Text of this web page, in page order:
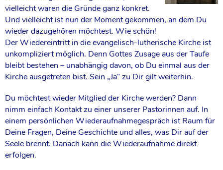
vielleicht waren die Gründe ganz konkret.
Und vielleicht ist nun der Moment gekommen, an dem Du
wieder dazugehören möchtest. Wie schön!
Der Wiedereintritt in die evangelisch-lutherische Kirche ist
unkompliziert möglich. Denn Gottes Zusage aus der Taufe
bleibt bestehen – unabhängig davon, ob Du einmal aus der
Kirche ausgetreten bist. Sein „Ja“ zu Dir gilt weiterhin.
Du möchtest wieder Mitglied der Kirche werden? Dann
nimm einfach Kontakt zu einer unserer Pastorinnen auf. In
einem persönlichen Wiederaufnahmegespräch ist Raum für
Deine Fragen, Deine Geschichte und alles, was Dir auf der
Seele brennt. Danach kann die Wiederaufnahme direkt
erfolgen.